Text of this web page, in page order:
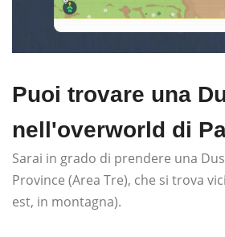
Puoi trovare una
nell'overworld di
Sarai in grado di prendere una
Province (Area Tre), che si trova
est, in montagna).